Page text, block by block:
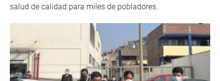
salud de calidad para miles de pobladores.